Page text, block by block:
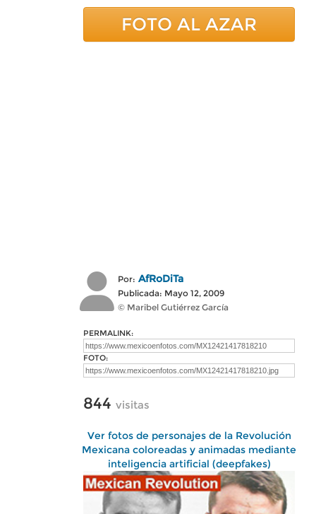
FOTO AL AZAR
Por: AfRoDiTa
Publicada: Mayo 12, 2009
© Maribel Gutiérrez García
PERMALINK:
FOTO:
844 visitas
Ver fotos de personajes de la Revolución
Mexicana coloreadas y animadas mediante
inteligencia artificial (deepfakes)